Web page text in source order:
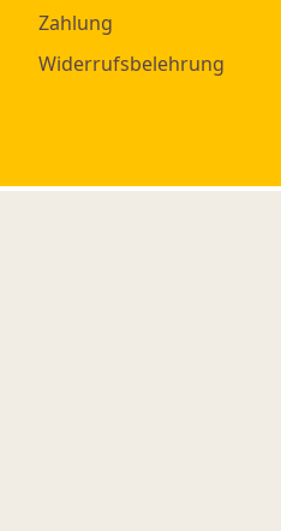
Zahlung
Widerrufsbelehrung